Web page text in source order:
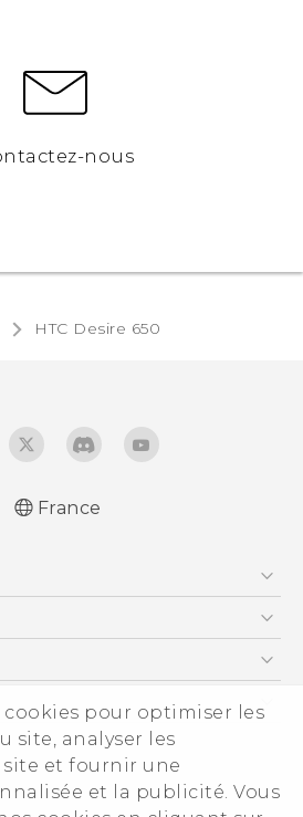
cookies pour optimiser les
site, analyser les
et fournir une
et la publicité. Vous
nous
HTC Desire 650‎
and regulatory guide
France